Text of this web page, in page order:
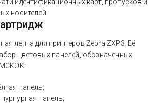
носителей.
лента для принтеров Zebra ZXP3. Её
цветовых панелей, обозначенных
панель;
панель;